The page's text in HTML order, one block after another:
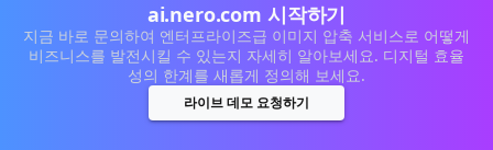
ai.nero.com 시작하기
지금 바로 문의하여 엔터프라이즈급 이미지 압축 서비스로 어떻게
비즈니스를 발전시킬 수 있는지 자세히 알아보세요. 디지털 효율
성의 한계를 새롭게 정의해 보세요.
라이브 데모 요청하기